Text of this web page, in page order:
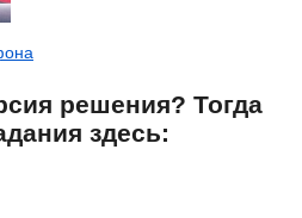
решения? Тогда
здесь: